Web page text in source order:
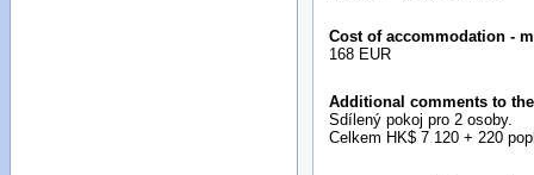
Cost of accommodation -
168 EUR
Additional comments to
Sdílený pokoj pro 2 osoby.
Celkem HK$ 7 120 + 220